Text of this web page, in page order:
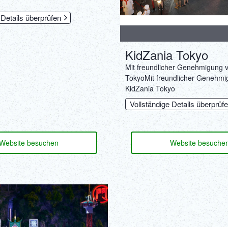
überprüfen
besuchen
KidZania Tokyo
Mit freundlicher Genehmigung
TokyoMit freundlicher
KidZania Tokyo
Vollständige Details
Website